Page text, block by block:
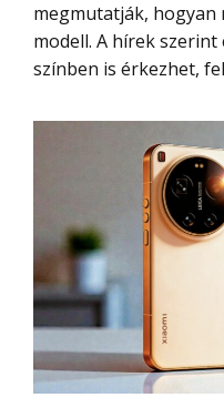
megmutatják, hogyan
modell. A hírek
színben is érkezhet,